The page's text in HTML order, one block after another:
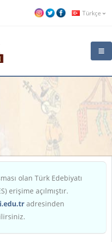
Türkçe
olan Türk Edebiyatı
erişime açılmıştır.
adresinden